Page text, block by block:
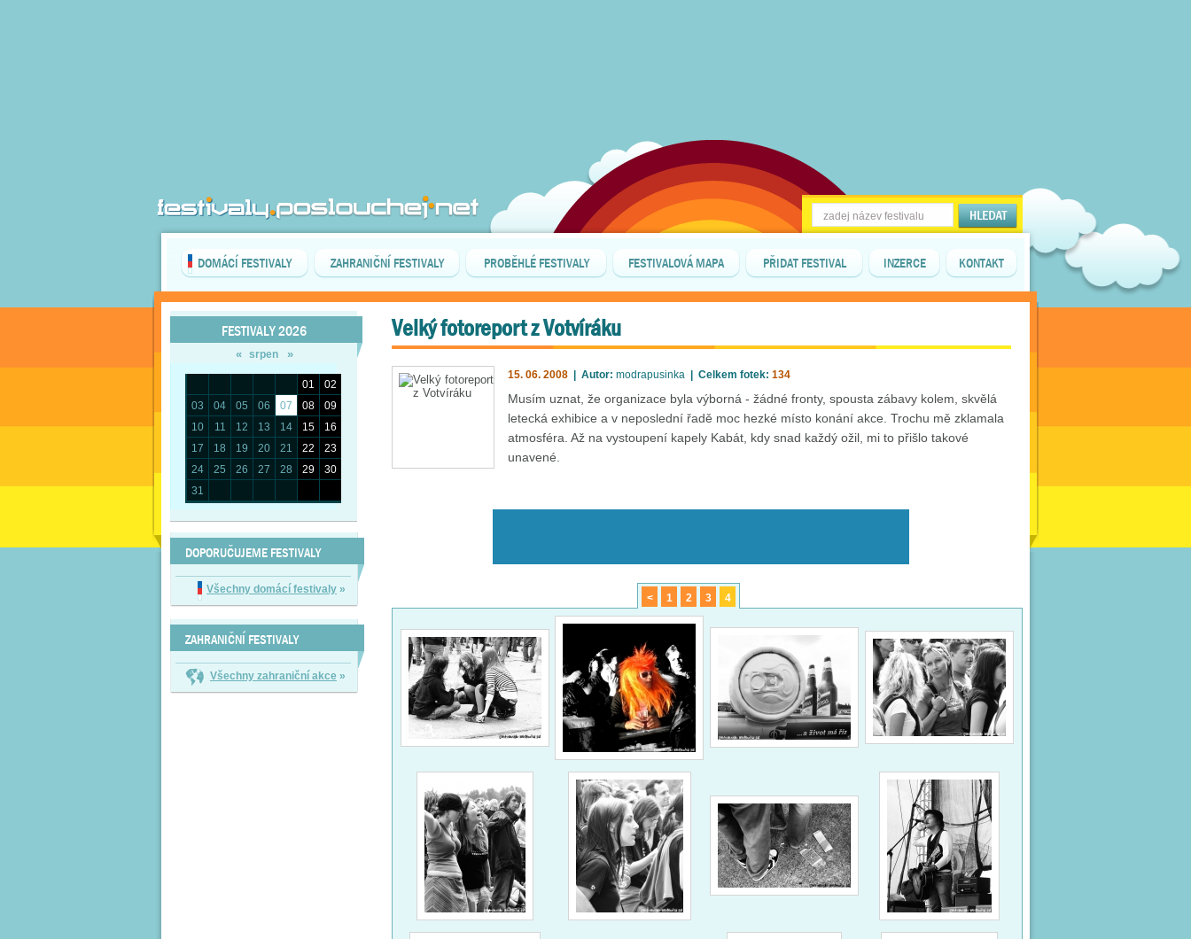
DOMÁCÍ FESTIVALY ZAHRANIČNÍ FESTIVALY PROBĚHLÉ FESTIVALY FESTIVALOVÁ MAPA PŘIDAT FESTIVAL INZERCE KONTAKT
FESTIVALY 2026
« srpen »
01
02
03
04 05 06 07 08
09
10
11 12 13 14 15
16
17
18 19 20 21 22
23
24
25 26 27 28 29
30
31
DOPORUČUJEME FESTIVALY
Všechny domácí festivaly »
ZAHRANIČNÍ FESTIVALY
Všechny zahraniční akce »
Velký fotoreport z Votvíráku
15. 06. 2008 | Autor: modrapusinka | Celkem fotek: 134
Musím uznat, že organizace byla výborná - žádné fronty, spousta zábavy kolem, skvělá
letecká exhibice a v neposlední řadě moc hezké místo konání akce. Trochu mě zklamala
atmosféra. Až na vystoupení kapely Kabát, kdy snad každý ožil, mi to přišlo takové
unavené.
< 1 2 3 4